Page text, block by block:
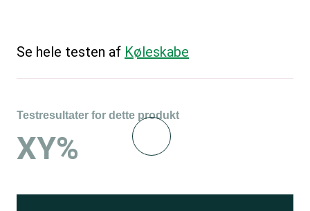
Se hele testen af Køleskabe
Testresultater for dette produkt
XY%